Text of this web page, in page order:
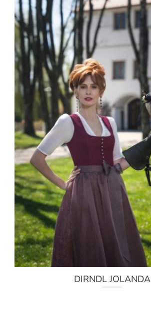
DIRNDL JOLANDA